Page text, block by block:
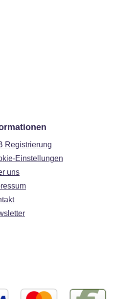
Registrierung
Einstellungen
uns